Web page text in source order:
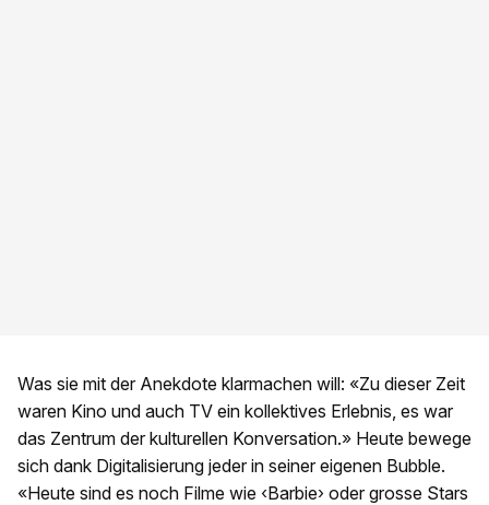
Was sie mit der Anekdote klarmachen will: «Zu dieser Zeit
waren Kino und auch TV ein kollektives Erlebnis, es war
das Zentrum der kulturellen Konversation.» Heute bewege
sich dank Digitalisierung jeder in seiner eigenen Bubble.
«Heute sind es noch Filme wie ‹Barbie› oder grosse Stars